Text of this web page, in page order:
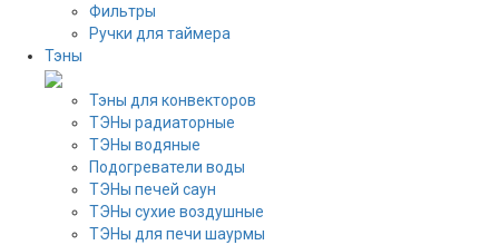
Фильтры
Ручки для таймера
Тэны
Тэны для конвекторов
ТЭНы радиаторные
ТЭНы водяные
Подогреватели воды
ТЭНы печей саун
ТЭНы сухие воздушные
ТЭНы для печи шаурмы